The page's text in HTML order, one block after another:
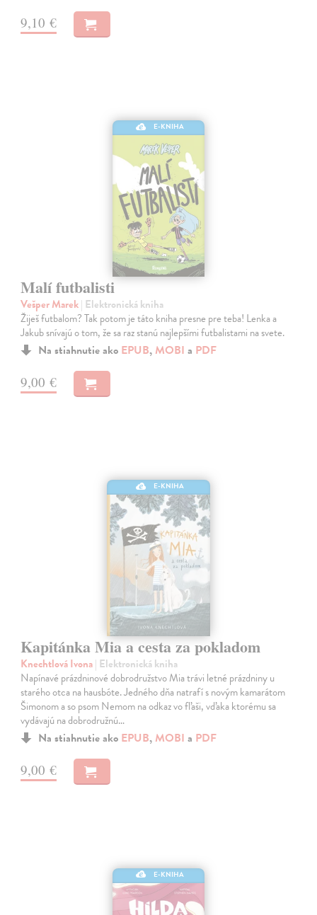
9,10 €
E-KNIHA
Malí futbalisti
Vešper Marek| Elektronická kniha
Žiješ futbalom? Tak potom je táto kniha presne pre teba! Lenka a
Jakub snívajú o tom, že sa raz stanú najlepšími futbalistami na svete.
Na stiahnutie ako EPUB, MOBI a PDF
9,00 €
E-KNIHA
Kapitánka Mia a cesta za pokladom
Knechtlová Ivona| Elektronická kniha
Napínavé prázdninové dobrodružstvo Mia trávi letné prázdniny u
starého otca na hausbóte. Jedného dňa natrafí s novým kamarátom
Šimonom a so psom Nemom na odkaz vo fľaši, vďaka ktorému sa
vydávajú na dobrodružnú…
Na stiahnutie ako EPUB, MOBI a PDF
9,00 €
E-KNIHA